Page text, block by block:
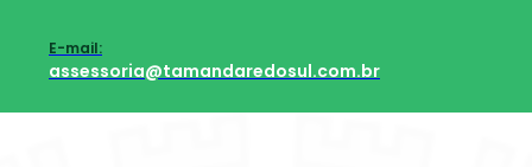
E-mail:
assessoria@tamandaredosul.com.br